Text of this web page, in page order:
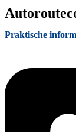
Praktische